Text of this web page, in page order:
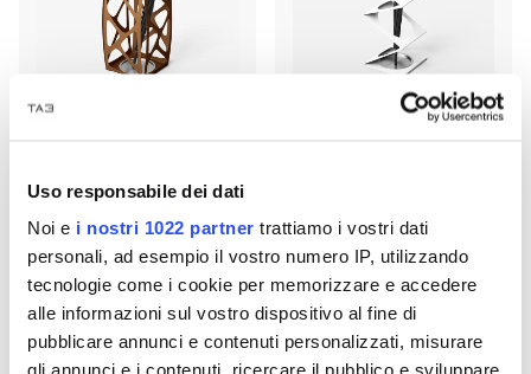
Uso responsabile dei dati
Noi e i nostri 1022 partner trattiamo i vostri dati
personali, ad esempio il vostro numero IP, utilizzando
tecnologie come i cookie per memorizzare e accedere
alle informazioni sul vostro dispositivo al fine di
pubblicare annunci e contenuti personalizzati, misurare
gli annunci e i contenuti, ricercare il pubblico e sviluppare
PEZZANI
€ 224,18 € 256,20
1 2 12 p